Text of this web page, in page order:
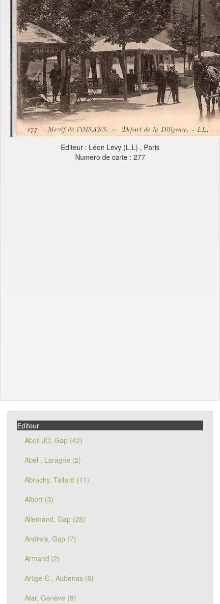
Editeur : Léon Levy (L.L) , Paris
Numero de carte : 277
Editeur
Abeil JO, Gap (42)
Abel , Laragne (2)
Abrachy, Tallard (11)
Albert (3)
Allemand, Gap (28)
Andreis, Gap (7)
Armand (2)
Artige C , Aubenas (6)
Atar, Genève (8)